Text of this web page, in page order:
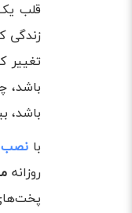
قلب
تغییر
باشد،
باشد،
با نصب
روزانه